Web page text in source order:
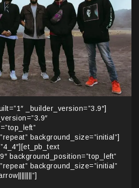
_builder_version=”3.9″]
background_size=”initial”]
background_position=”top_left”
background_size=”initial”